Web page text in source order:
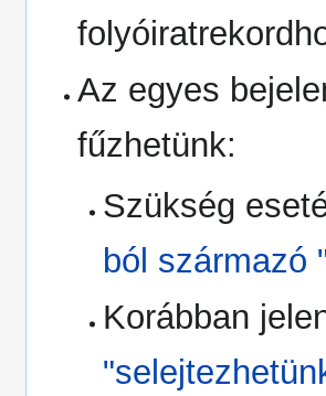
Az egyes
fűzhetünk:
Szükség
ból származó
Korábban